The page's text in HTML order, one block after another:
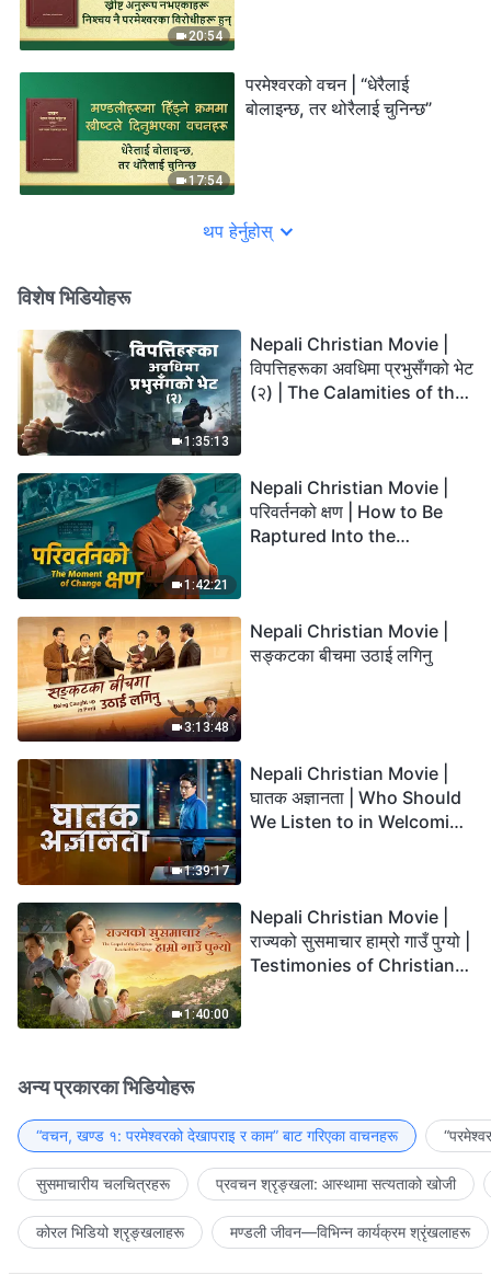
20:54
17:54
परमेश्‍वरको वचन | “धेरैलाई
बोलाइन्छ, तर थोरैलाई चुनिन्छ”
थप हेर्नुहोस्
विशेष भिडियोहरू
1:35:13
Nepali Christian Movie |
विपत्तिहरूका अवधिमा प्रभुसँगको भेट
(२) | The Calamities of the
1:42:21
Nepali Christian Movie |
परिवर्तनको क्षण | How to Be
Raptured Into the
3:13:48
Nepali Christian Movie |
सङ्कटका बीचमा उठाई लगिनु
1:39:17
Nepali Christian Movie |
घातक अज्ञानता | Who Should
We Listen to in Welcoming
1:40:00
Nepali Christian Movie |
राज्यको सुसमाचार हाम्रो गाउँ पुग्यो |
Testimonies of Christians
अन्य प्रकारका भिडियोहरू
“वचन, खण्ड १: परमेश्‍वरको देखापराइ र काम” बाट गरिएका वाचनहरू
सुसमाचारीय चलचित्रहरू प्रवचन श्रृङ्खला: आस्थामा सत्यताको खोजी
कोरल भिडियो श्रृङ्खलाहरू मण्डली जीवन—विभिन्‍न कार्यक्रम श्रृंखलाहरू